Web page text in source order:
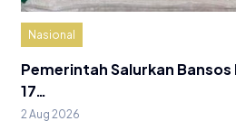
Nasional
Pemerintah Salurkan Bansos
17…
2 Aug 2026